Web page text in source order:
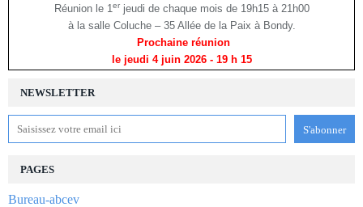
NEWSLETTER
PAGES
Bureau-abcev
Réunion le 1erjeudi de chaque mois de 19h15 à 21h00
à la salle Coluche – 35 Allée de la Paix à Bondy.
Prochaine réunion
le jeudi 4 juin 2026 - 19 h 15